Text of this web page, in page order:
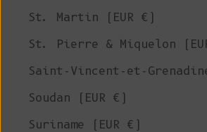
St. Martin (EUR €)
St. Pierre & Miquelon
Saint-Vincent-et-
Soudan (EUR €)
Suriname (EUR €)